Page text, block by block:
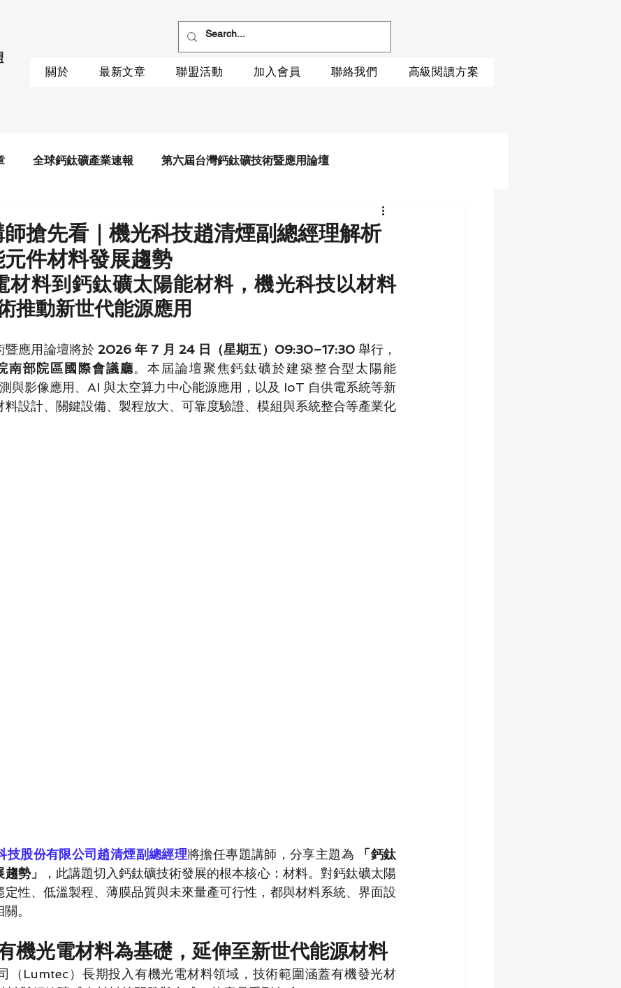
關於 最新文章 聯盟活動 加入會員 聯絡我們 高級閱讀方案
全球鈣鈦礦產業速報 第六屆台灣鈣鈦礦技術暨應用論壇
搶先看｜機光科技趙清煙副總經理解析
件材料發展趨勢
材料到鈣鈦礦太陽能材料，機光科技以材料
推動新世代能源應用
暨應用論壇將於 2026 年 7 月 24 日（星期五）09:30–17:30 舉行，
南部院區國際會議廳。本屆論壇聚焦鈣鈦礦於建築整合型太陽能
與影像應用、AI 與太空算力中心能源應用，以及 IoT 自供電系統等新
設計、關鍵設備、製程放大、可靠度驗證、模組與系統整合等產業化
技股份有限公司趙清煙副總經理將擔任專題講師，分享主題為
「鈣鈦
勢」
，此講題切入鈣鈦礦技術發展的根本核心：材料。對鈣鈦礦太陽
性、低溫製程、薄膜品質與未來量產可行性，都與材料系統、界面設
。
機光電材料為基礎，延伸至新世代能源材料
（Lumtec）長期投入有機光電材料領域，技術範圍涵蓋有機發光材